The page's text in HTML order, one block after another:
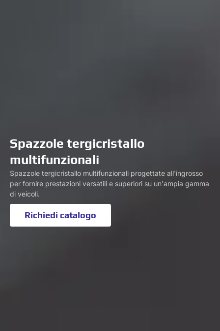
Spazzole tergicristallo
multifunzionali
Spazzole tergicristallo multifunzionali progettate all'ingrosso
per fornire prestazioni versatili e superiori su un'ampia gamma
di veicoli.
Richiedi catalogo